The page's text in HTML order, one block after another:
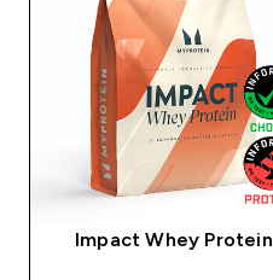
Impact Whey Protein